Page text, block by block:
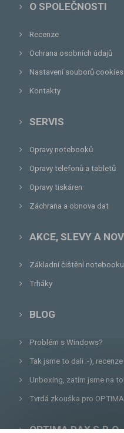
O SPOLEČNOSTI
Recenze
Ochrana osobních údajů
Nastavení souborů cookies
Kontakty
SERVIS
Opravy notebooků
Opravy telefonů a tabletů
Opravy tiskáren
Záchrana a obnova dat
AKCE, SLEVY A
Základní čištění
Trháky
BLOG
Problém s Windows?
Tak jsme to dali :-),
Unboxing, zatím jsme na
Tvrdá zkouška pro
OPTIMA DAX S.R.O.